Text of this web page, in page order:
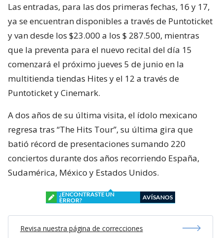
Las entradas, para las dos primeras fechas, 16 y 17,
ya se encuentran disponibles a través de Puntoticket
y van desde los $23.000 a los $ 287.500, mientras
que la preventa para el nuevo recital del día 15
comenzará el próximo jueves 5 de junio en la
multitienda tiendas Hites y el 12 a través de
Puntoticket y Cinemark.
A dos años de su última visita, el ídolo mexicano
regresa tras “The Hits Tour”, su última gira que
batió récord de presentaciones sumando 220
conciertos durante dos años recorriendo España,
Sudamérica, México y Estados Unidos.
¿ENCONTRASTE UN
ERROR?
AVÍSANOS
Revisa nuestra página de correcciones